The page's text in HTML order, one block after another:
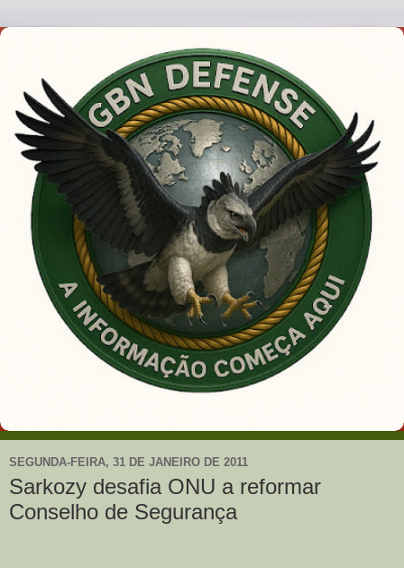
SEGUNDA-FEIRA, 31 DE JANEIRO DE 2011
Sarkozy desafia ONU a reformar
Conselho de Segurança